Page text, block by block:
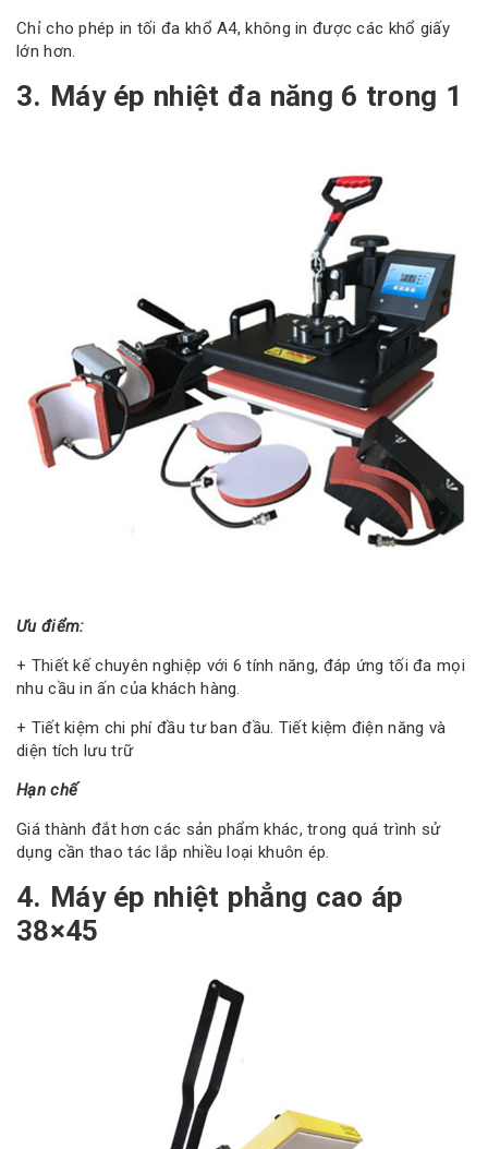
Chỉ cho phép in tối đa khổ A4, không in được các khổ giấy
lớn hơn.
3. Máy ép nhiệt đa năng 6 trong 1
Ưu điểm:
+ Thiết kế chuyên nghiệp với 6 tính năng, đáp ứng tối đa mọi
nhu cầu in ấn của khách hàng.
+ Tiết kiệm chi phí đầu tư ban đầu. Tiết kiệm điện năng và
diện tích lưu trữ
Hạn chế
Giá thành đắt hơn các sản phẩm khác, trong quá trình sử
dụng cần thao tác lắp nhiều loại khuôn ép.
4. Máy ép nhiệt phẳng cao áp
38×45